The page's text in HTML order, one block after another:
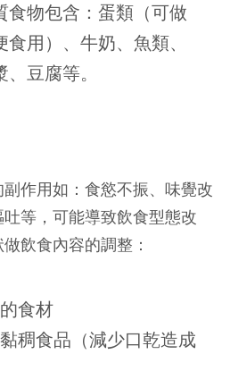
食物包含：蛋類（可做
用）、牛奶、魚類、
豆腐等。
作用如：食慾不振、味覺改
吐等，可能導致飲食型態改
飲食內容的調整：
食材
稠食品（減少口乾造成